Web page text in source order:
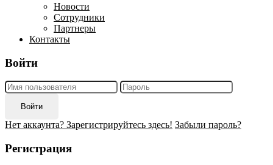
Новости
Сотрудники
Партнеры
Контакты
Войти
Войти
Нет аккаунта? Зарегистрируйтесь здесь! Забыли пароль?
Регистрация